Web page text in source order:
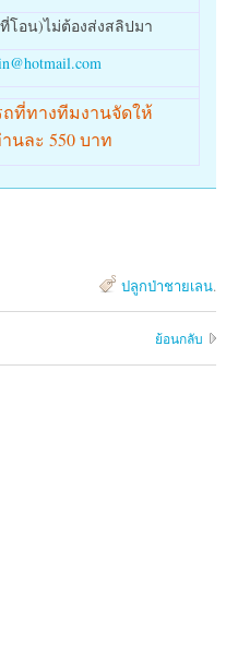
โอน)ไม่ต้องส่งสลิปมา
ที่ทางทีมงานจัดให้
นละ 550 บาท
ปลูกป่าชายเลน.
ย้อนกลับ